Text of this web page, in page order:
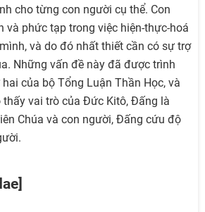
cho từng con người cụ thể. Con
và phức tạp trong việc hiện-thực-hoá
và do đó nhất thiết cần có sự trợ
Những vấn đề này đã được trình
của bộ Tổng Luận Thần Học, và
thấy vai trò của Đức Kitô, Đấng là
Chúa và con người, Đấng cứu độ